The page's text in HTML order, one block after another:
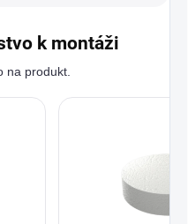
k montáži
na produkt.